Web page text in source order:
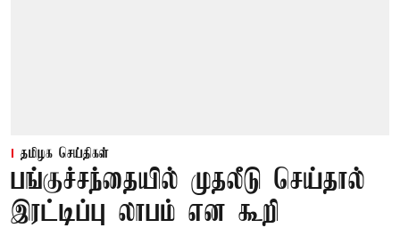
தமிழக செய்திகள்
பங்குச்சந்தையில் முதலீடு செய்தால்
இரட்டிப்பு லாபம் என கூறி